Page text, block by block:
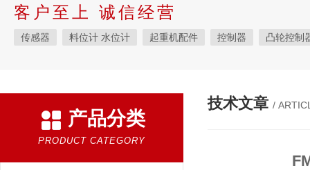
客户至上 诚信经营
传感器 料位计 水位计 起重机配件 控制器 凸轮控制
产品分类
PRODUCT CATEGORY
技术文章 /